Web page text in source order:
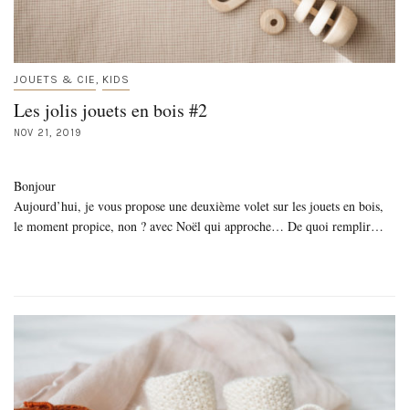
JOUETS & CIE KIDS
Les jolis jouets en bois #2
NOV 21, 2019
Bonjour
Aujourd’hui, je vous propose une deuxième volet sur les jouets en bois,
le moment propice, non ? avec Noël qui approche… De quoi remplir…